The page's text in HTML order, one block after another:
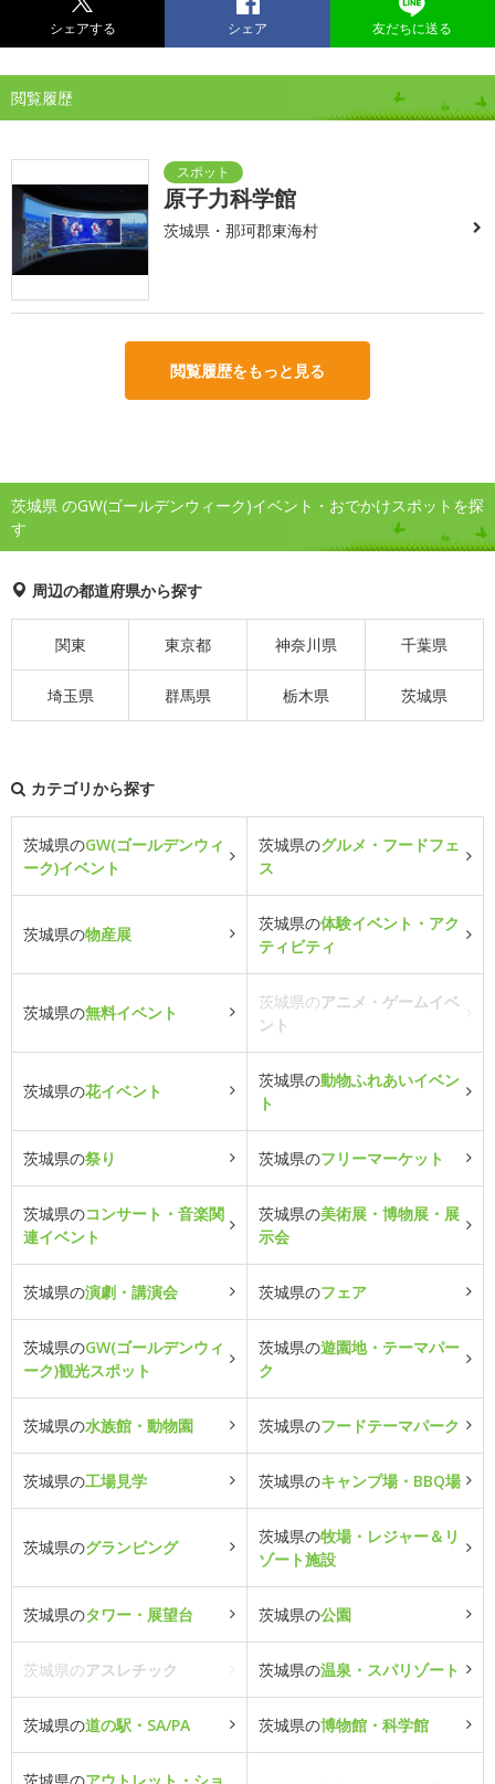
シェアする シェア 友だちに送る
閲覧履歴
原子力科学館
茨城県・那珂郡東海村
閲覧履歴をもっと見る
茨城県 のGW(ゴールデンウィーク)イベント・おでかけスポットを探
す
周辺の都道府県から探す
関東 東京都 神奈川県 千葉県
埼玉県 群馬県 栃木県 茨城県
カテゴリから探す
茨城県のGW(ゴールデンウィ
ーク)イベント
茨城県のグルメ・フードフェ
ス
茨城県の物産展
茨城県の体験イベント・アク
ティビティ
茨城県の無料イベント
茨城県のアニメ・ゲームイベ
ント
茨城県の花イベント
茨城県の動物ふれあいイベン
ト
茨城県の祭り 茨城県のフリーマーケット
茨城県のコンサート・音楽関
連イベント
茨城県の美術展・博物展・展
示会
茨城県の演劇・講演会 茨城県のフェア
茨城県のGW(ゴールデンウィ
ーク)観光スポット
茨城県の遊園地・テーマパー
ク
茨城県の水族館・動物園 茨城県のフードテーマパーク
茨城県の工場見学 茨城県のキャンプ場・BBQ場
茨城県のグランピング
茨城県の牧場・レジャー＆リ
ゾート施設
茨城県のタワー・展望台 茨城県の公園
茨城県のアスレチック 茨城県の温泉・スパリゾート
茨城県の道の駅・SA/PA 茨城県の博物館・科学館
茨城県のアウトレット・ショ